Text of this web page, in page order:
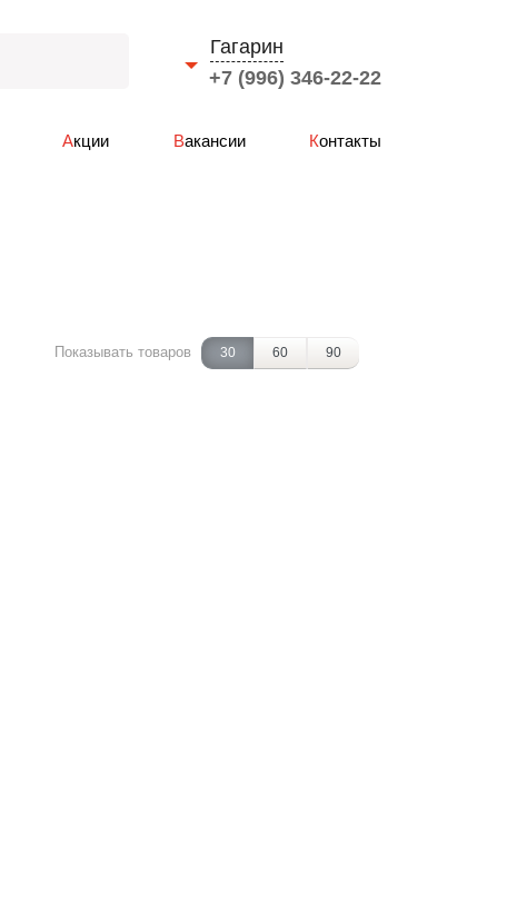
Гагарин
+7 (996) 346-22-22
Акции Вакансии Контакты
Показывать товаров 30 60 90